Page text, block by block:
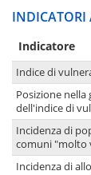
INDICATORI
Indicatore
Indice di
Posizione
dell'indice di
Incidenza di
comuni "molto
Incidenza di